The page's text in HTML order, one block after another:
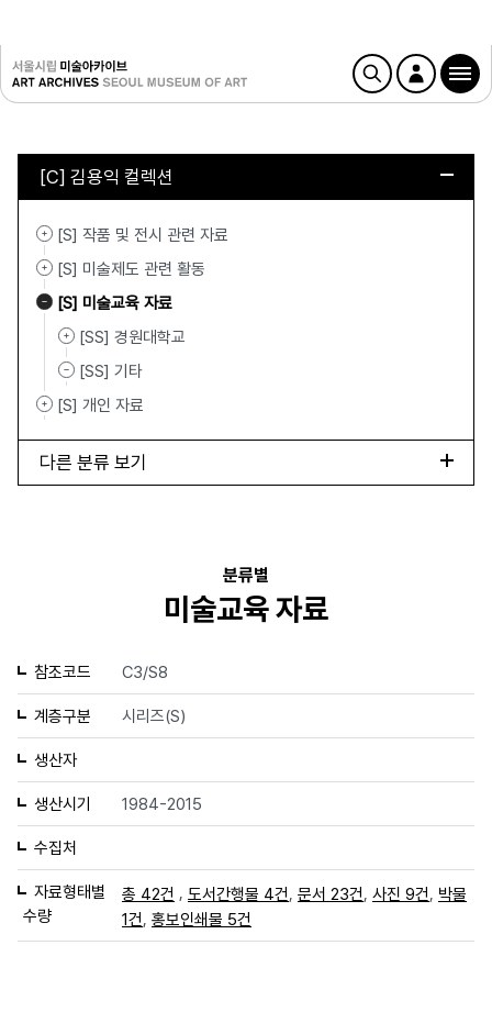
[C] 김용익 컬렉션
[S] 작품 및 전시 관련 자료
[S] 미술제도 관련 활동
[S] 미술교육 자료
[SS] 경원대학교
[SS] 기타
[S] 개인 자료
다른 분류 보기
분류별
미술교육 자료
참조코드 C3/S8
계층구분 시리즈(S)
생산자
생산시기 1984-2015
수집처
자료형태별
수량
총 42건 , 도서간행물 4건 문서 23건 사진 9건
박물
1건, 홍보인쇄물 5건